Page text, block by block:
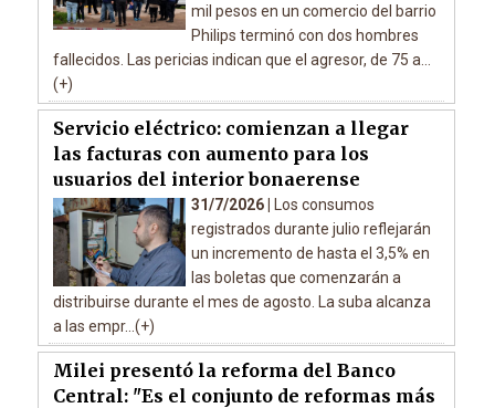
mil pesos en un comercio del barrio
Philips terminó con dos hombres
fallecidos. Las pericias indican que el agresor, de 75 a...
(+)
Servicio eléctrico: comienzan a llegar
las facturas con aumento para los
usuarios del interior bonaerense
31/7/2026 |
Los consumos
registrados durante julio reflejarán
un incremento de hasta el 3,5% en
las boletas que comenzarán a
distribuirse durante el mes de agosto. La suba alcanza
a las empr...(+)
Milei presentó la reforma del Banco
Central: "Es el conjunto de reformas más